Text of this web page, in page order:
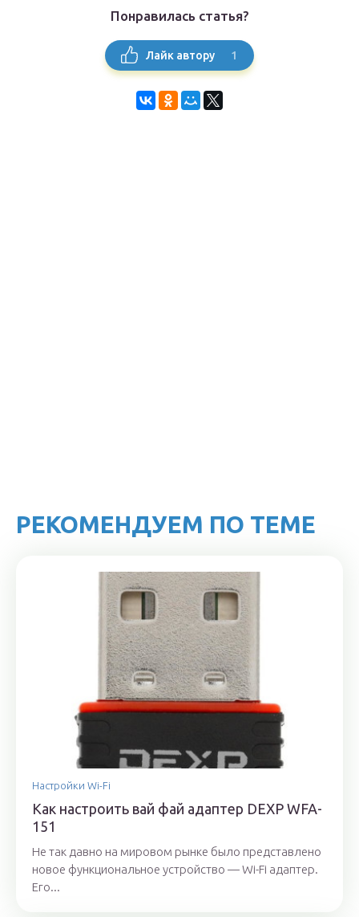
Понравилась статья?
Лайк автору 1
РЕКОМЕНДУЕМ ПО ТЕМЕ
Настройки Wi-Fi
Как настроить вай фай адаптер DEXP WFA-
151
Не так давно на мировом рынке было представлено
новое функциональное устройство — Wi-Fi адаптер.
Его...